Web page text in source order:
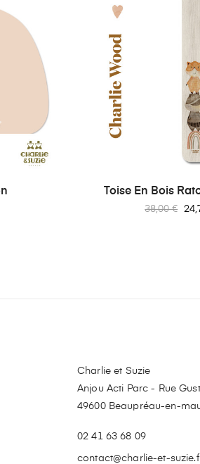
Toise En Bois
Prix
38,00 €
Charlie et Suzie
Anjou Acti Parc - Rue
49600 Beaupréau-en-
02 41 63 68 09
contact@charlie-et-